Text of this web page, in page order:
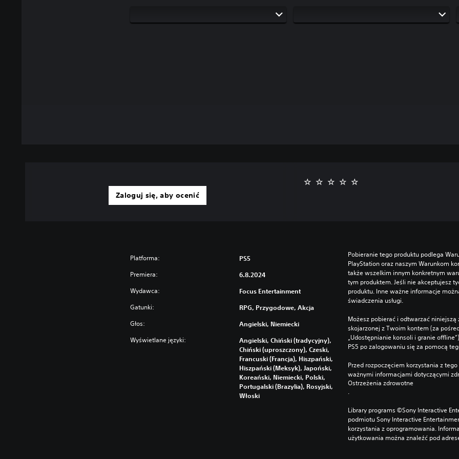
Zaloguj się, aby ocenić
Platforma: PS5
Premiera: 6.8.2024
Wydawca: Focus Entertainment
Gatunki: RPG, Przygodowe, Akcja
Głos: Angielski, Niemiecki
Wyświetlane języki:
Angielski, Chiński (tradycyjny),
Chiński (uproszczony), Czeski,
Francuski (Francja), Hiszpański,
Hiszpański (Meksyk), Japoński,
Koreański, Niemiecki, Polski,
Portugalski (Brazylia), Rosyjski,
Włoski
Pobieranie tego produktu podlega
PlayStation oraz naszym Warunkom
także wszelkim innym konkretnym
tym produktem. Jeśli nie akceptujesz
produktu. Inne ważne informacje
świadczenia usługi.
Możesz pobierać i odtwarzać niniejszą
skojarzonej z Twoim kontem (za
„Udostępnianie konsoli i granie
PS5 po zalogowaniu się za pomocą
Przed rozpoczęciem korzystania z
ważnymi informacjami dotyczącymi
Ostrzeżenia zdrowotne
.
Library programs ©Sony Interactive
podmiotu Sony Interactive
korzystania z oprogramowania.
użytkowania można znaleźć pod